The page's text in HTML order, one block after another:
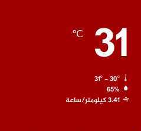
31
℃
31º - 30º
65%
3.41 كيلومتر/ساعة